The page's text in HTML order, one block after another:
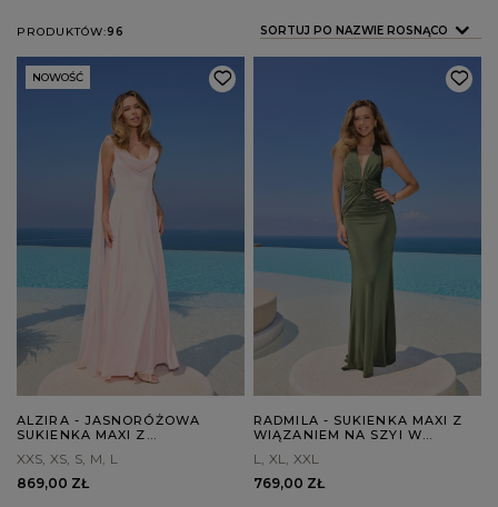
wybierz kreację, w której zaprezentujesz się pięknie, a
dodatkowo będziesz czuć się komfortowo na parkiecie.
PRODUKTÓW:96 ZMIEŃ SORTOWANIE
SORTUJ PO NAZWIE ROSNĄCO
NOWOŚĆ
ALZIRA - JASNORÓŻOWA
SUKIENKA MAXI Z
XXS XS S M L
869,00 ZŁ
RADMILA - SUKIENKA MAXI Z
WIĄZANIEM NA SZYI W
ZIELENI
L XL XXL
769,00 ZŁ